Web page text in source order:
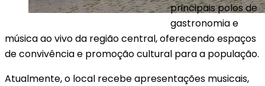
principais polos de
gastronomia e
música ao vivo da região central, oferecendo espaços
de convivência e promoção cultural para a população.
Atualmente, o local recebe apresentações musicais,